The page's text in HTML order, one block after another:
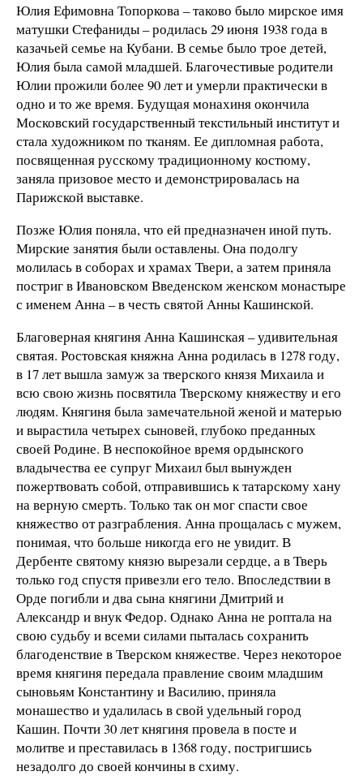
Юлия Ефимовна Топоркова – таково было мирское имя
матушки Стефаниды – родилась 29 июня 1938 года в
казачьей семье на Кубани. В семье было трое детей,
Юлия была самой младшей. Благочестивые родители
Юлии прожили более 90 лет и умерли практически в
одно и то же время. Будущая монахиня окончила
Московский государственный текстильный институт и
стала художником по тканям. Ее дипломная работа,
посвященная русскому традиционному костюму,
заняла призовое место и демонстрировалась на
Парижской выставке.
Позже Юлия поняла, что ей предназначен иной путь.
Мирские занятия были оставлены. Она подолгу
молилась в соборах и храмах Твери, а затем приняла
постриг в Ивановском Введенском женском монастыре
с именем Анна – в честь святой Анны Кашинской.
Благоверная княгиня Анна Кашинская – удивительная
святая. Ростовская княжна Анна родилась в 1278 году,
в 17 лет вышла замуж за тверского князя Михаила и
всю свою жизнь посвятила Тверскому княжеству и его
людям. Княгиня была замечательной женой и матерью
и вырастила четырех сыновей, глубоко преданных
своей Родине. В неспокойное время ордынского
владычества ее супруг Михаил был вынужден
пожертвовать собой, отправившись к татарскому хану
на верную смерть. Только так он мог спасти свое
княжество от разграбления. Анна прощалась с мужем,
понимая, что больше никогда его не увидит. В
Дербенте святому князю вырезали сердце, а в Тверь
только год спустя привезли его тело. Впоследствии в
Орде погибли и два сына княгини Дмитрий и
Александр и внук Федор. Однако Анна не роптала на
свою судьбу и всеми силами пыталась сохранить
благоденствие в Тверском княжестве. Через некоторое
время княгиня передала правление своим младшим
сыновьям Константину и Василию, приняла
монашество и удалилась в свой удельный город
Кашин. Почти 30 лет княгиня провела в посте и
молитве и преставилась в 1368 году, постригшись
незадолго до своей кончины в схиму.